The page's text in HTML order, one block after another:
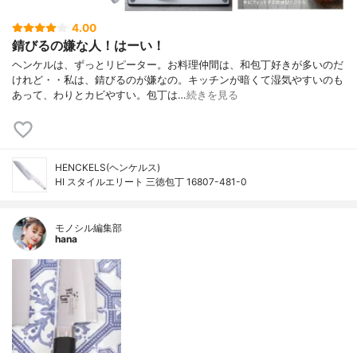
4.00
錆びるの嫌な人！はーい！
ヘンケルは、ずっとリピーター。お料理仲間は、和包丁好きが多いのだ
けれど・・私は、錆びるのが嫌なの。キッチンが暗くて湿気やすいのも
あって、わりとカビやすい。包丁は…続きを見る
HENCKELS(ヘンケルス)
HI スタイルエリート 三徳包丁 16807-481-0
モノシル編集部
hana